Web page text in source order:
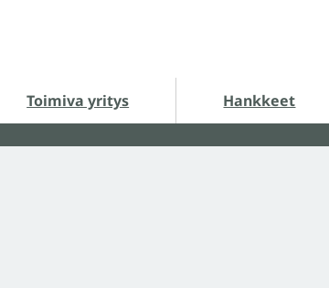
Toimiva yritys
Toimiva yritys alasivut Hankkeet
Hankkeet alasivut